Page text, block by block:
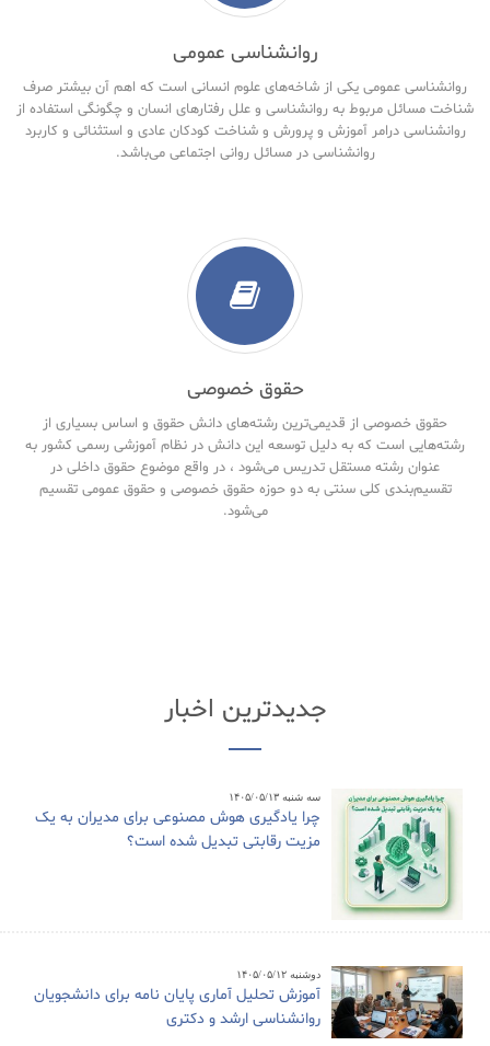
روانشناسی عمومی
روانشناسی عمومی یکی از شاخه‌های علوم انسانی است که اهم آن بیشتر صرف
شناخت مسائل مربوط به روانشناسی و علل رفتارهای انسان و چگونگی استفاده از
روانشناسی درامر آموزش و پرورش و شناخت کودکان عادی و استثنائی و کاربرد
روانشناسی در مسائل روانی اجتماعی می‌باشد.
حقوق خصوصی
حقوق خصوصی از قدیمی‌ترین رشته‌های دانش حقوق و اساس بسیاری از
رشته‌هایی است که به دلیل توسعه این دانش در نظام آموزشی رسمی کشور به
عنوان رشته مستقل تدریس می‌شود ، در واقع موضوع حقوق داخلی در
تقسیم‌بندی کلی سنتی به دو حوزه حقوق خصوصی و حقوق‌ عمومی تقسیم
می‌شود.
جدیدترین اخبار
سه شنبه ۱۴۰۵/۰۵/۱۳
چرا یادگیری هوش مصنوعی برای مدیران به یک
مزیت رقابتی تبدیل شده است؟
دوشنبه ۱۴۰۵/۰۵/۱۲
آموزش تحلیل آماری پایان نامه برای دانشجویان
روانشناسی ارشد و دکتری